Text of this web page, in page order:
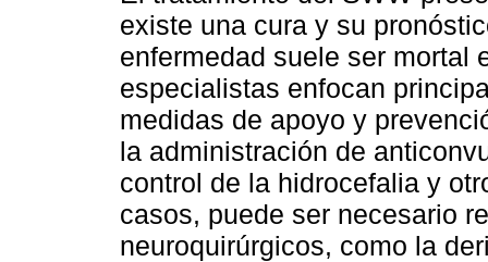
existe una cura y su
enfermedad suele ser mortal
especialistas enfocan
medidas de apoyo y
la administración de
control de la hidrocefalia y
casos, puede ser necesario
neuroquirúrgicos, como la